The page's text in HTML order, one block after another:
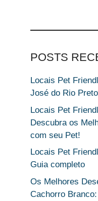
POSTS
Locais Pet
José do Rio
Locais Pet
Descubra os
com seu Pet!
Locais Pet
Guia completo
Os Melhores
Cachorro